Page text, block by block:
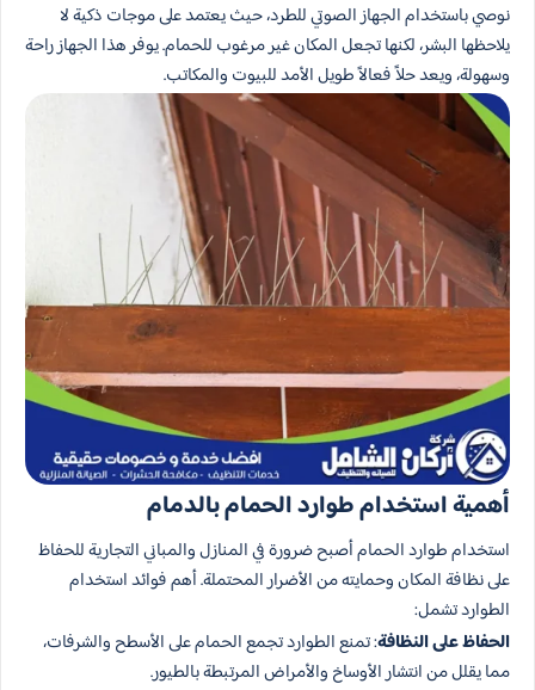
نوصي باستخدام الجهاز الصوتي للطرد، حيث يعتمد على موجات ذكية لا
يلاحظها البشر، لكنها تجعل المكان غير مرغوب للحمام. يوفر هذا الجهاز راحة
وسهولة، ويعد حلاً فعالاً طويل الأمد للبيوت والمكاتب.
أهمية استخدام طوارد الحمام بالدمام
استخدام طوارد الحمام أصبح ضرورة في المنازل والمباني التجارية للحفاظ
على نظافة المكان وحمايته من الأضرار المحتملة. أهم فوائد استخدام
الطوارد تشمل:
الحفاظ على النظافة: تمنع الطوارد تجمع الحمام على الأسطح والشرفات،
مما يقلل من انتشار الأوساخ والأمراض المرتبطة بالطيور.